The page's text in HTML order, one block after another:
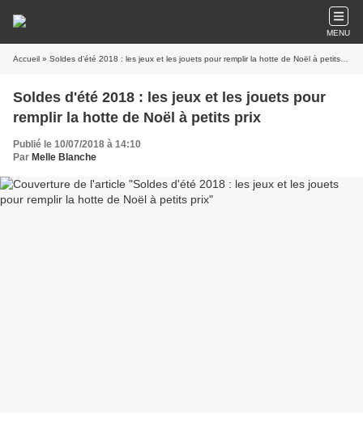
MENU
Accueil » Soldes d'été 2018 : les jeux et les jouets pour remplir la hotte de Noël à petits prix
Soldes d'été 2018 : les jeux et les jouets pour
remplir la hotte de Noël à petits prix
Publié le 10/07/2018 à 14:10
Par Melle Blanche